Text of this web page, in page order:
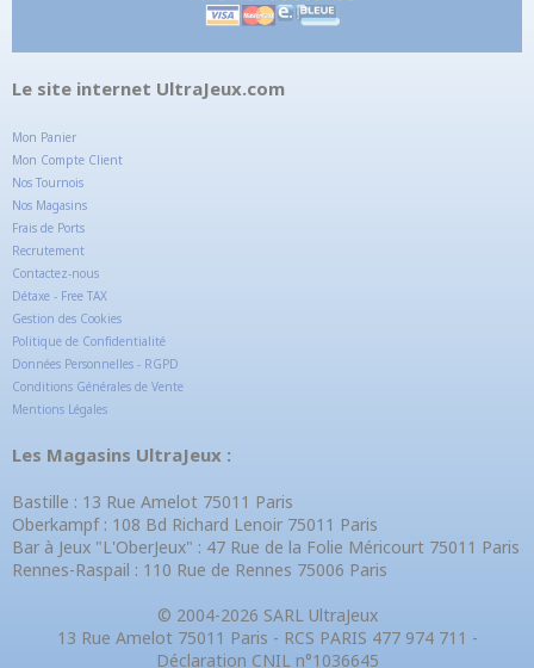
Le site internet UltraJeux.com
Mon Panier
Mon Compte Client
Nos Tournois
Nos Magasins
Frais de Ports
Recrutement
Contactez-nous
Détaxe - Free TAX
Gestion des Cookies
Politique de Confidentialité
Données Personnelles - RGPD
Conditions Générales de Vente
Mentions Légales
Les Magasins UltraJeux :
Bastille : 13 Rue Amelot 75011 Paris
Oberkampf : 108 Bd Richard Lenoir 75011 Paris
Bar à Jeux "L'OberJeux" : 47 Rue de la Folie Méricourt 75011 Paris
Rennes-Raspail : 110 Rue de Rennes 75006 Paris
© 2004-2026 SARL UltraJeux
13 Rue Amelot 75011 Paris - RCS PARIS 477 974 711 -
Déclaration CNIL n°1036645